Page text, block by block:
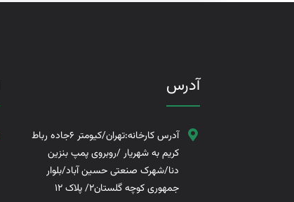
آدرس
آدرس کارخانه:تهران/کیومتر 6جاده رباط
کریم به شهریار /روبروی پمپ بنزین
دنا/شهرک صنعتی حسین آباد/بلوار
جمهوری کوچه گلستان2/ پلاک 12